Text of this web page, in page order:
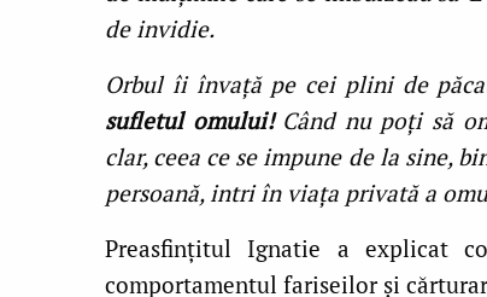
de invidie.
Orbul îi învaţă pe cei plini de
sufletul omului! Când nu poţi să
clar, ceea ce se impune de la sine,
persoană, intri în viaţa privată a
Preasfinţitul Ignatie a explicat
comportamentul fariseilor şi